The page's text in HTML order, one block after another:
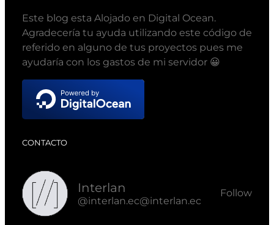
Este blog esta Alojado en Digital Ocean.
Agradecería tu ayuda utilizando este código de
referido en alguno de tus proyectos pues me
ayudaría con los gastos de mi servidor 😀
CONTACTO
Interlan
@interlan.ec@interlan.ec
Follow